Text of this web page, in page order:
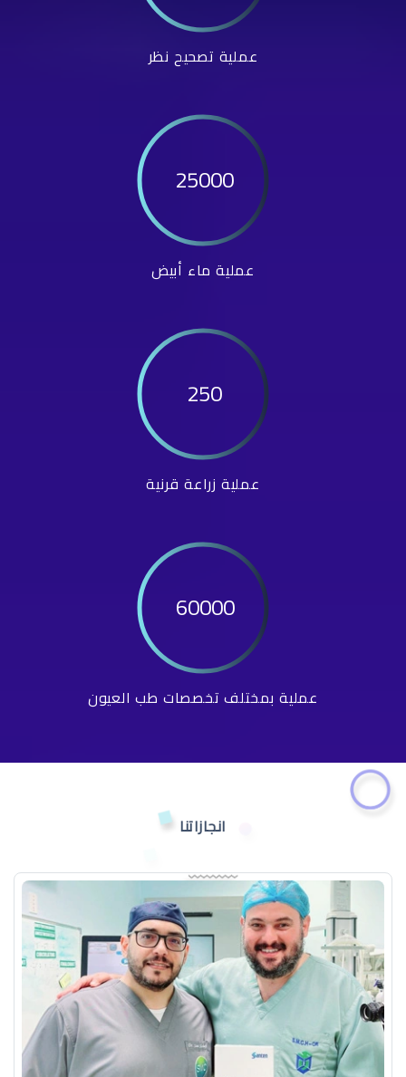
عملية تصحيح نظر
25000
عملية ماء أبيض
250
عملية زراعة قرنية
60000
عملية بمختلف تخصصات طب العيون
انجازاتنا